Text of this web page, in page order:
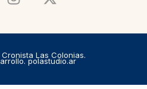
Las Colonias.
polastudio.ar